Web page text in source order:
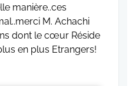
manière..ces
M. Achachi
dont le cœur Réside
en plus Etrangers!